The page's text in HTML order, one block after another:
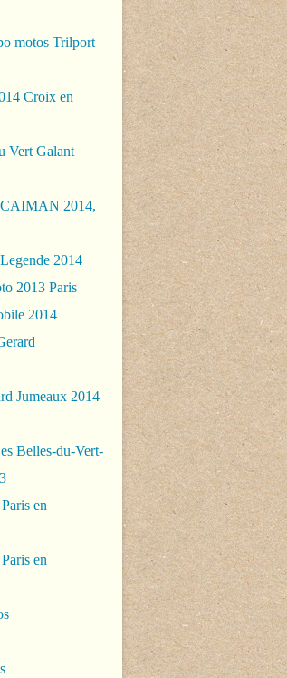
motos Trilport
Croix en
Vert Galant
2014,
2014
2013 Paris
2014
Jumeaux 2014
Belles-du-Vert-
en
en